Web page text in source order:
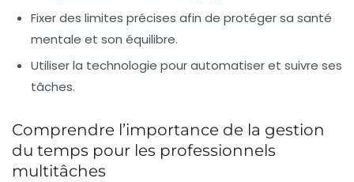
Fixer des limites précises afin de protéger sa santé
mentale et son équilibre.
Utiliser la technologie pour automatiser et suivre ses
tâches.
Comprendre l’importance de la gestion
du temps pour les professionnels
multitâches